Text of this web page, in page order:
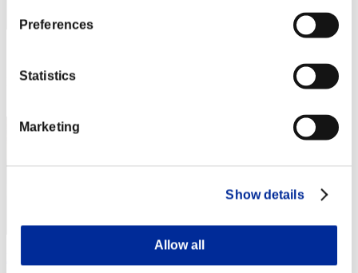
Preferences
Statistics
Marketing
Show details
Allow all
RANK